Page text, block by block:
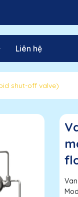
Liên hệ
shut-off valve)